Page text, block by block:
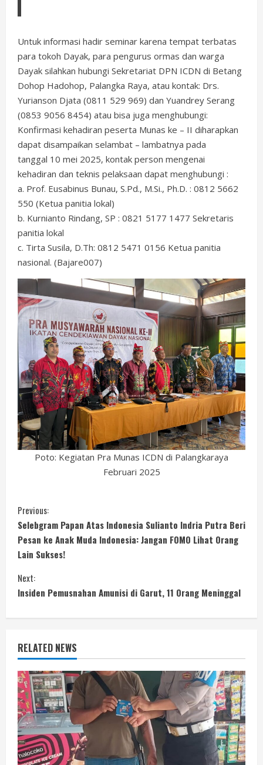
Untuk informasi hadir seminar karena tempat terbatas
para tokoh Dayak, para pengurus ormas dan warga
Dayak silahkan hubungi Sekretariat DPN ICDN di Betang
Dohop Hadohop, Palangka Raya, atau kontak: Drs.
Yurianson Djata (0811 529 969) dan Yuandrey Serang
(0853 9056 8454) atau bisa juga menghubungi:
Konfirmasi kehadiran peserta Munas ke – II diharapkan
dapat disampaikan selambat – lambatnya pada
tanggal 10 mei 2025, kontak person mengenai
kehadiran dan teknis pelaksaan dapat menghubungi :
a. Prof. Eusabinus Bunau, S.Pd., M.Si., Ph.D. : 0812 5662
550 (Ketua panitia lokal)
b. Kurnianto Rindang, SP : 0821 5177 1477 Sekretaris
panitia lokal
c. Tirta Susila, D.Th: 0812 5471 0156 Ketua panitia
nasional. (Bajare007)
Poto: Kegiatan Pra Munas ICDN di Palangkaraya
Februari 2025
C
o
n
t
i
n
u
e
R
e
Previous:
Selebgram Papan Atas Indonesia Sulianto Indria Putra Beri
Pesan ke Anak Muda Indonesia: Jangan FOMO Lihat Orang
Lain Sukses!
Next:
Insiden Pemusnahan Amunisi di Garut, 11 Orang Meninggal
RELATED NEWS